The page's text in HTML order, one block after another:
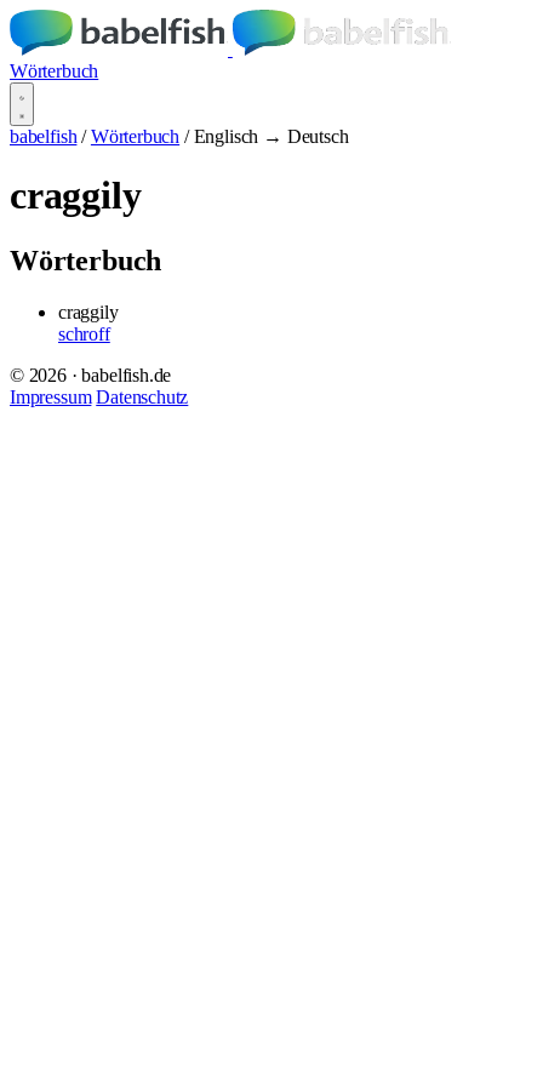
Wörterbuch
babelfish / Wörterbuch / Englisch → Deutsch
craggily
Wörterbuch
craggily
schroff
© 2026 · babelfish.de
Impressum Datenschutz